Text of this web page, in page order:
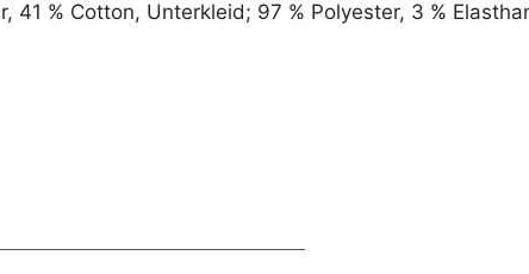
41 % Cotton, Unterkleid; 97 % Polyester, 3 %